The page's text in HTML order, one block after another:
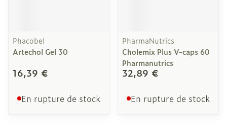
Phacobel
Artechol Gel 30
16,39 €
En rupture de stock
PharmaNutrics
Cholemix Plus V-caps 60
Pharmanutrics
32,89 €
En rupture de stock